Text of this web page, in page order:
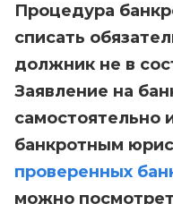
Процедура
списать
должник не в
Заявление на
самостоятельно
банкротным
проверенных
можно